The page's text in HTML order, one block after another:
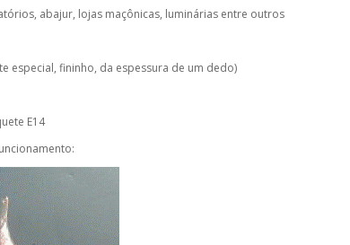
abajur, lojas maçônicas, luminárias entre outros
especial, fininho, da espessura de um dedo)
E14